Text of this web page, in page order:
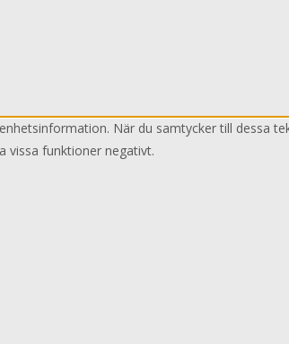
När du samtycker till dessa
vissa funktioner negativt.